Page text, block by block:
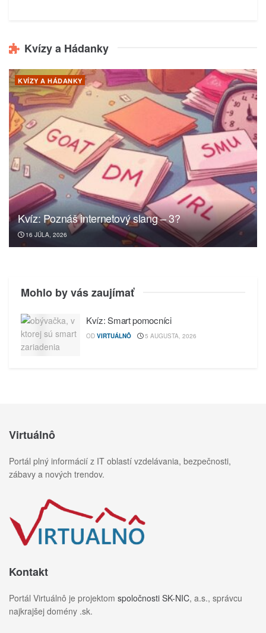
Kvízy a Hádanky
KVÍZY A HÁDANKY
Kvíz: Poznáš internetový slang – 3?
16 JÚLA, 2026
Mohlo by vás zaujímať
Kvíz: Smart pomocníci
OD VIRTUÁLNÔ 5 AUGUSTA, 2026
Virtuálnô
Portál plný informácií z IT oblastí vzdelávania, bezpečnosti,
zábavy a nových trendov.
Kontakt
Portál Virtuálnô je projektom spoločnosti SK-NIC, a.s., správcu
najkrajšej domény .sk.